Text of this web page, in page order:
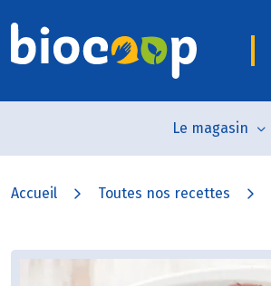
Le magasin
Accueil Toutes nos recettes